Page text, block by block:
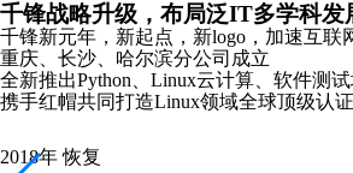
千锋战略升级，布局泛IT多学科发
千锋新元年，新起点，新logo，加速互联
重庆、长沙、哈尔滨分公司成立
全新推出Python、Linux云计算、软件测
携手红帽共同打造Linux领域全球顶级认
2018年恢复